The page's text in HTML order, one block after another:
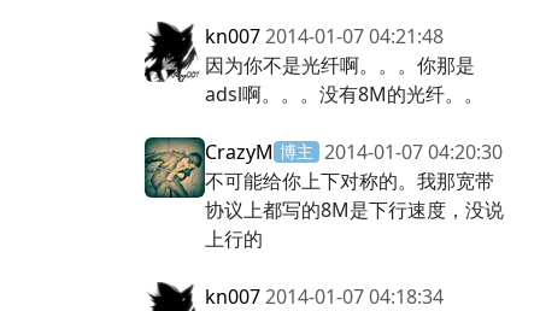
kn0072014-01-07 04:21:48
因为你不是光纤啊。。。你那是
adsl啊。。。没有8M的光纤。。
CrazyM 博主 2014-01-07 04:20:30
不可能给你上下对称的。我那宽带
协议上都写的8M是下行速度，没说
上行的
kn0072014-01-07 04:18:34